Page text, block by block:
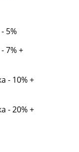
5%
7% +
- 10% +
- 20% +